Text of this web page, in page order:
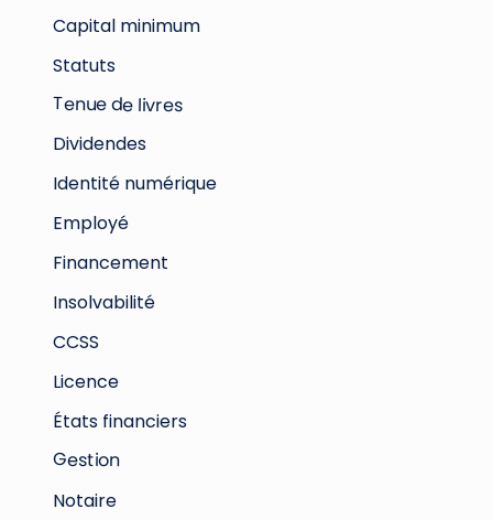
Tenue de livres
Dividendes
Identité numérique
Statuts
Financement
Capital minimum
Licence
États financiers
CCSS
Insolvabilité
Notaire
Gestion
Employé